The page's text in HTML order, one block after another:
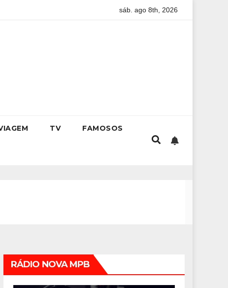
da empresária Adriene Silva Livro de Luiz
sáb. ago 8th, 2026
TV FAMOSOS
RÁDIO NOVA MPB